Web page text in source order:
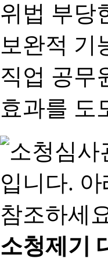
위법 부당
보완적 기
직업 공무
효과를 도
소청제기